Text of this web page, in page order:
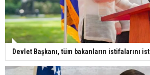
Devlet Başkanı, tüm bakanların istifalarını